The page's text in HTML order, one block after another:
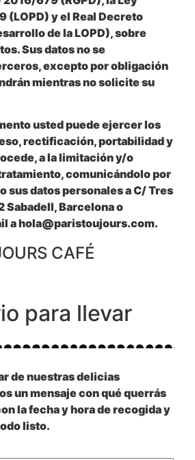
(LOPD) y el Real Decreto
de la LOPD), sobre
Sus datos no se
excepto por obligación
mientras no solicite su
usted puede ejercer los
rectificación, portabilidad y
a la limitación y/o
comunicándolo por
sus datos personales a C/ Tres
Sabadell, Barcelona o
a hola@paristoujours.com.
CAFÉ
para llevar
de nuestras delicias
un mensaje con qué querrás
la fecha y hora de recogida y
listo.